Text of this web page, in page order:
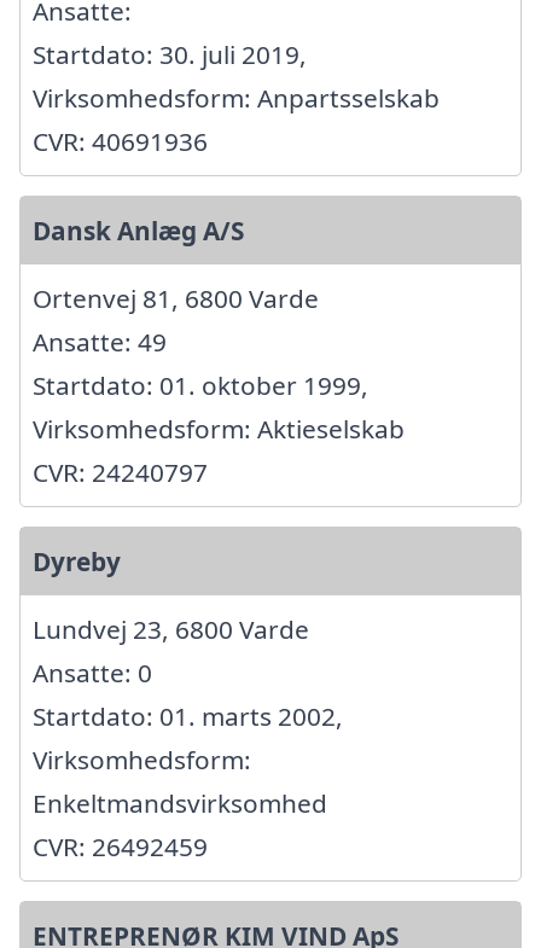
Ansatte:
Startdato: 30. juli 2019,
Virksomhedsform: Anpartsselskab
CVR: 40691936
Dansk Anlæg A/S
Ortenvej 81, 6800 Varde
Ansatte: 49
Startdato: 01. oktober 1999,
Virksomhedsform: Aktieselskab
CVR: 24240797
Dyreby
Lundvej 23, 6800 Varde
Ansatte: 0
Startdato: 01. marts 2002,
Virksomhedsform:
Enkeltmandsvirksomhed
CVR: 26492459
ENTREPRENØR KIM VIND ApS